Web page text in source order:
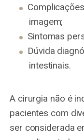
imagem;
Sintomas
Dúvida
intestinais.
A cirurgia não é
pacientes com
ser considerada